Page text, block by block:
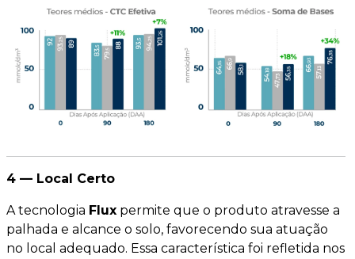
4 — Local Certo
A tecnologia Flux permite que o produto atravesse a
palhada e alcance o solo, favorecendo sua atuação
no local adequado. Essa característica foi refletida nos